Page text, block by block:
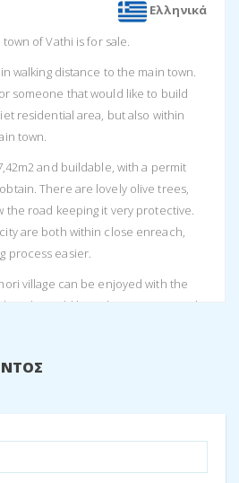
Ελληνικά
of Vathi is for sale.
walking distance to the main town.
someone that would like to build
residential area, but also within
town.
and buildable, with a permit
There are lovely olive trees,
the road keeping it very protective.
are both within close enreach,
process easier.
village can be enjoyed with the
would be either Loutsa Beach,
B would work well if one wanted to
and have more space.